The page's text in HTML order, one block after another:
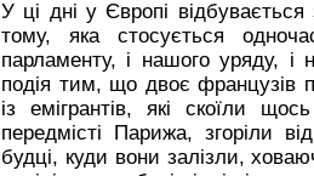
У ці дні у Європі
тому, яка стосується
парламенту, і нашого уряду, і
подія тим, що двоє французів
із емігрантів, які скоїли
передмісті Парижа, згоріли
будці, куди вони залізли,